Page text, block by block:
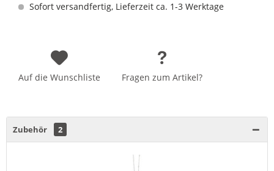
Sofort versandfertig, Lieferzeit ca. 1-3 Werktage
Auf die Wunschliste Fragen zum Artikel?
Zubehör 2